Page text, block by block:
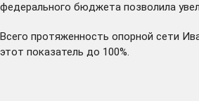
федерального бюджета позволила
Всего протяженность опорной сети
этот показатель до 100%.